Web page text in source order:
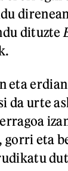
dituzte
eta
da urte
eta